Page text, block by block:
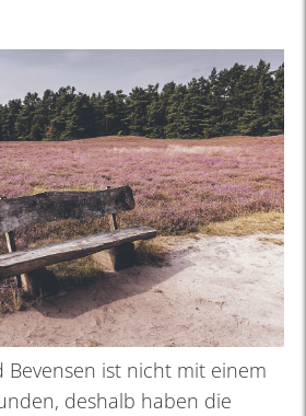
Bevensen ist nicht mit einem
deshalb haben die